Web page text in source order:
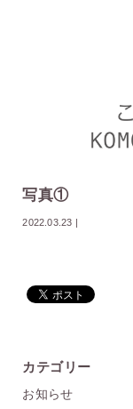
写真①
2022.03.23
カテゴリー
お知らせ